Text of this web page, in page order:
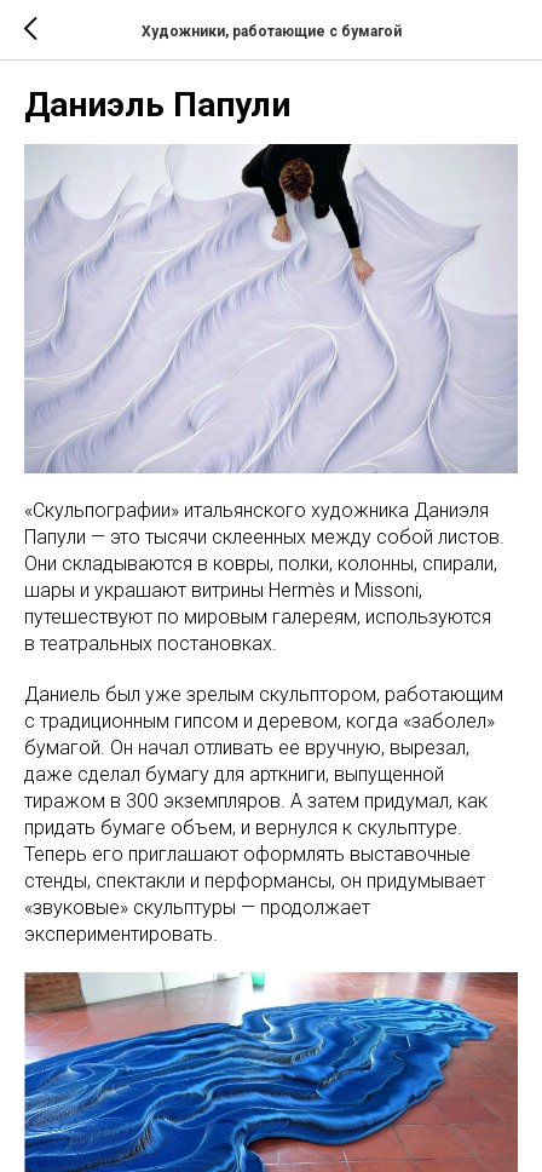
Художники, работающие с бумагой
Даниэль Папули
«Cкульпографии» итальянского художника Даниэля
Папули — это тысячи склеенных между собой листов.
Они складываются в ковры, полки, колонны, спирали,
шары и украшают витрины Hermès и Missoni,
путешествуют по мировым галереям, используются
в театральных постановках.
Даниель был уже зрелым скульптором, работающим
с традиционным гипсом и деревом, когда «заболел»
бумагой. Он начал отливать ее вручную, вырезал,
даже сделал бумагу для арткниги, выпущенной
тиражом в 300 экземпляров. А затем придумал, как
придать бумаге объем, и вернулся к скульптуре.
Теперь его приглашают оформлять выставочные
стенды, спектакли и перформансы, он придумывает
«звуковые» скульптуры — продолжает
экспериментировать.